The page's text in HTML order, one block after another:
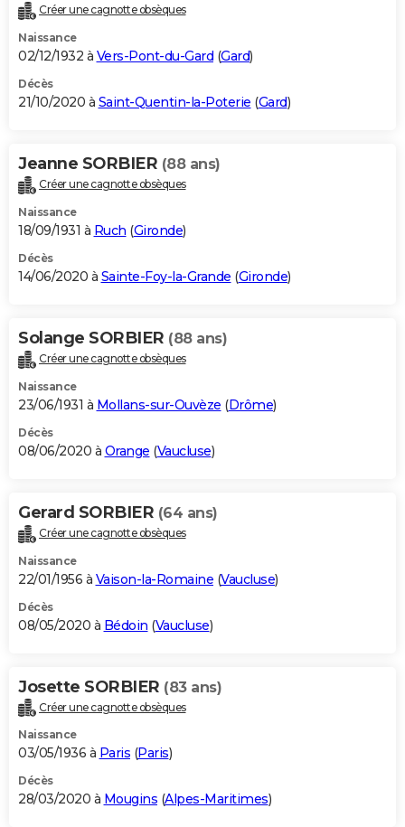
Créer une cagnotte obsèques
Naissance
02/12/1932 à Vers-Pont-du-Gard (Gard)
Décès
21/10/2020 à Saint-Quentin-la-Poterie (Gard)
Jeanne SORBIER (88 ans)
Créer une cagnotte obsèques
Naissance
18/09/1931 à Ruch (Gironde)
Décès
14/06/2020 à Sainte-Foy-la-Grande (Gironde)
Solange SORBIER (88 ans)
Créer une cagnotte obsèques
Naissance
23/06/1931 à Mollans-sur-Ouvèze (Drôme)
Décès
08/06/2020 à Orange (Vaucluse)
Gerard SORBIER (64 ans)
Créer une cagnotte obsèques
Naissance
22/01/1956 à Vaison-la-Romaine (Vaucluse)
Décès
08/05/2020 à Bédoin (Vaucluse)
Josette SORBIER (83 ans)
Créer une cagnotte obsèques
Naissance
03/05/1936 à Paris (Paris)
Décès
28/03/2020 à Mougins (Alpes-Maritimes)